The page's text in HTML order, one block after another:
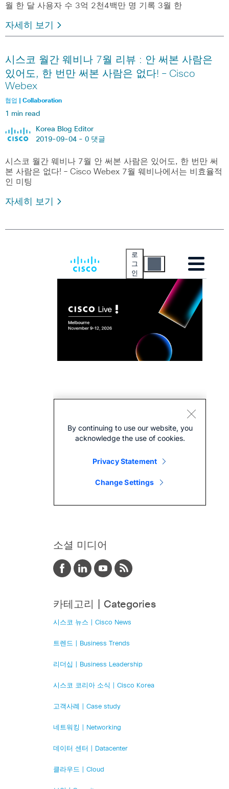
월 한 달 사용자 수 3억 2천4백만 명 기록 3월 한
자세히 보기
시스코 월간 웨비나 7월 리뷰 : 안 써본 사람은
있어도, 한 번만 써본 사람은 없다! – Cisco
Webex
협업 | Collaboration
1 min read
Korea Blog Editor
2019-09-04 - 0 댓글
시스코 월간 웨비나 7월 안 써본 사람은 있어도, 한 번만 써
본 사람은 없다! – Cisco Webex 7월 웨비나에서는 비효율적
인 미팅
자세히 보기
소셜 미디어
카테고리 | Categories
시스코 뉴스 | Cisco News
트렌드 | Business Trends
리더십 | Business Leadership
시스코 코리아 소식 | Cisco Korea
고객사례 | Case study
네트워킹 | Networking
데이터 센터 | Datacenter
클라우드 | Cloud